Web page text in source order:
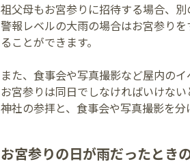
祖父母もお宮参りに招待する場合、
警報レベルの大雨の場合はお宮参り
ることができます。
また、食事会や写真撮影など屋内の
お宮参りは同日でしなければいけない
神社の参拝と、食事会や写真撮影を分
お宮参りの日が雨だったとき